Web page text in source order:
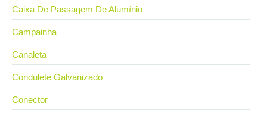
Caixa De Passagem De Alumínio
Campainha
Canaleta
Condulete Galvanizado
Conector